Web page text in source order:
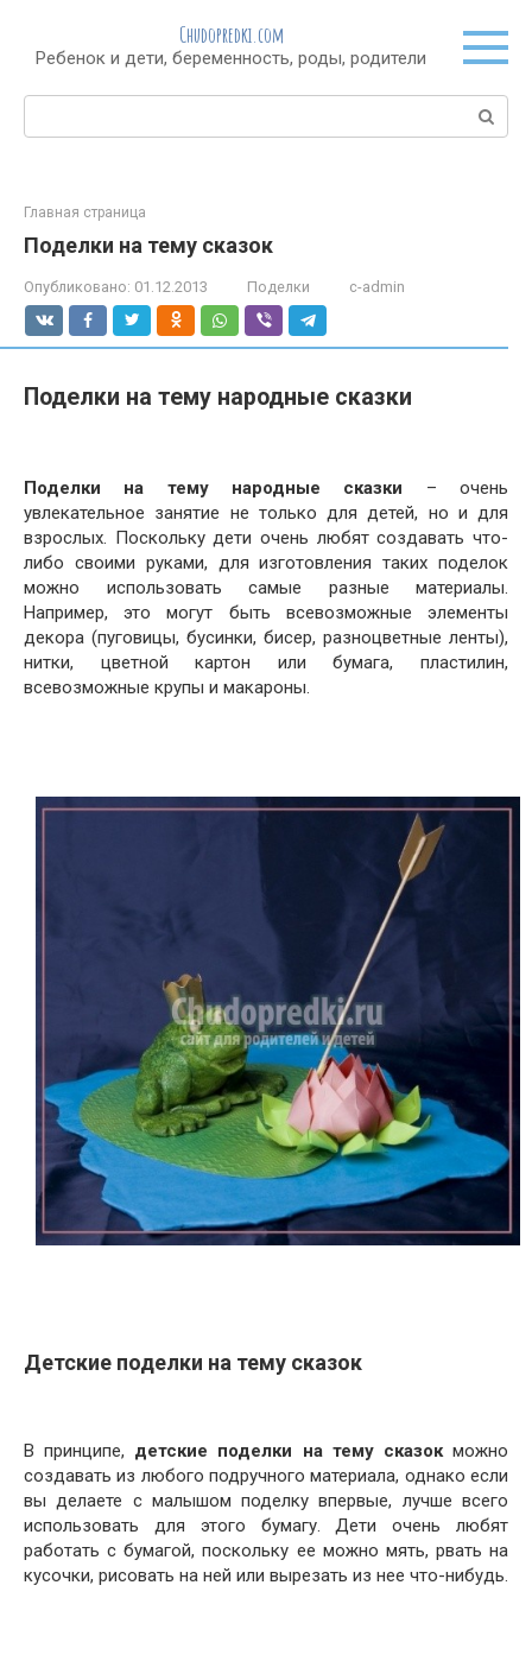
контенту
Chudopredki.com
Ребенок и дети, беременность, роды, родители
Поиск:
Главная страница
Поделки на тему сказок
Опубликовано: 01.12.2013 Поделки c-admin
Поделки на тему народные сказки
Поделки на тему народные сказки – очень
увлекательное занятие не только для детей, но и для
взрослых. Поскольку дети очень любят создавать что-
либо своими руками, для изготовления таких поделок
можно использовать самые разные материалы.
Например, это могут быть всевозможные элементы
декора (пуговицы, бусинки, бисер, разноцветные ленты),
нитки, цветной картон или бумага, пластилин,
всевозможные крупы и макароны.
Детские поделки на тему сказок
В принципе, детские поделки на тему сказокможно
создавать из любого подручного материала, однако если
вы делаете с малышом поделку впервые, лучше всего
использовать для этого бумагу. Дети очень любят
работать с бумагой, поскольку ее можно мять, рвать на
кусочки, рисовать на ней или вырезать из нее что-нибудь.